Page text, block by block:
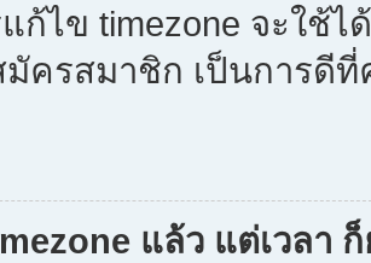
ก้ไข timezone จะใช้
มัครสมาชิก เป็นการ
แล้ว แต่เวลา